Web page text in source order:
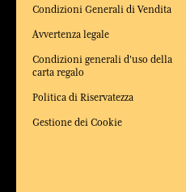
Condizioni Generali di Vendita
Avvertenza legale
Condizioni generali d'uso della
carta regalo
Politica di Riservatezza
Gestione dei Cookie